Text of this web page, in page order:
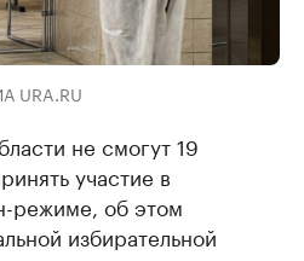
URA.RU
не смогут 19
участие в
режиме, об этом
избирательной